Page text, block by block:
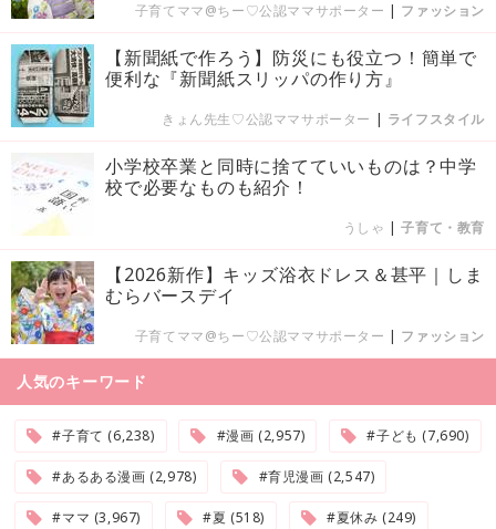
子育てママ@ちー♡公認ママサポーター | ファッション
【新聞紙で作ろう】防災にも役立つ！簡単で
便利な『新聞紙スリッパの作り方』
きょん先生♡公認ママサポーター | ライフスタイル
小学校卒業と同時に捨てていいものは？中学
校で必要なものも紹介！
うしゃ |子育て・教育
【2026新作】キッズ浴衣ドレス＆甚平｜しま
むらバースデイ
子育てママ@ちー♡公認ママサポーター | ファッション
人気のキーワード
#子育て (6,238) #漫画 (2,957) #子ども (7,690)
#あるある漫画 (2,978) #育児漫画 (2,547)
#ママ (3,967) #夏 (518) #夏休み (249)